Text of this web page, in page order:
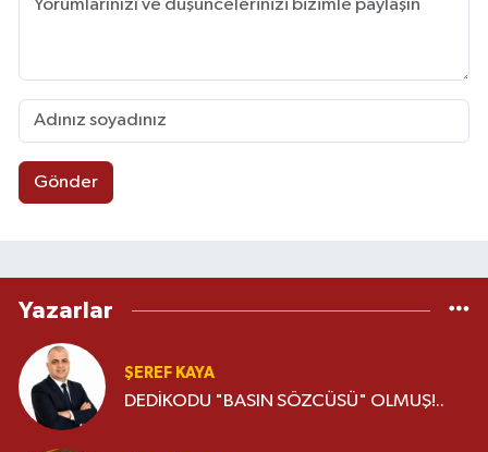
Gönder
Yazarlar
ŞEREF KAYA
DEDİKODU "BASIN SÖZCÜSÜ" OLMUŞ!..